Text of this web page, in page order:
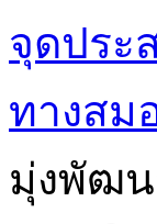
จุดประ
ทางสม
มุ่งพัฒน